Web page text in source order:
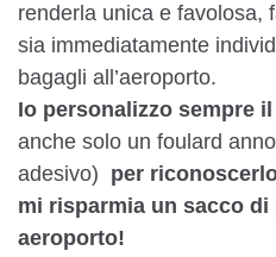
renderla unica e favolosa,
sia immediatamente
bagagli all’aeroporto.
Io personalizzo sempre
anche solo un foulard
adesivo) per
mi risparmia un sacco
aeroporto!